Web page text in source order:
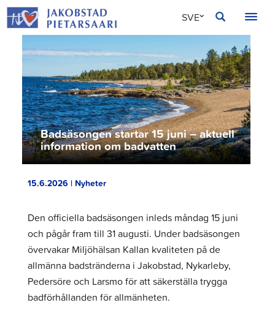
Hoppa
till
innehållet
SVE
ENG
Badsäsongen startar 15 juni – aktuell
information om badvatten
15.6.2026 | Nyheter
Den officiella badsäsongen inleds måndag 15 juni
och pågår fram till 31 augusti. Under badsäsongen
övervakar Miljöhälsan Kallan kvaliteten på de
allmänna badstränderna i Jakobstad, Nykarleby,
Pedersöre och Larsmo för att säkerställa trygga
badförhållanden för allmänheten.